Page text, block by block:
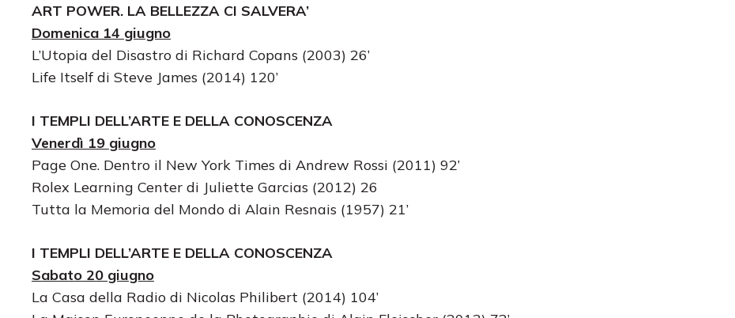
ART POWER. LA BELLEZZA CI SALVERA’
Domenica 14 giugno
L’Utopia del Disastro di Richard Copans (2003) 26’
Life Itself di Steve James (2014) 120’
I TEMPLI DELL’ARTE E DELLA CONOSCENZA
Venerdì 19 giugno
Page One. Dentro il New York Times di Andrew Rossi (2011) 92’
Rolex Learning Center di Juliette Garcias (2012) 26
Tutta la Memoria del Mondo di Alain Resnais (1957) 21’
I TEMPLI DELL’ARTE E DELLA CONOSCENZA
Sabato 20 giugno
La Casa della Radio di Nicolas Philibert (2014) 104’